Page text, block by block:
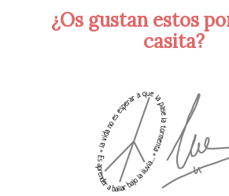
¿Os gustan estos
casita?